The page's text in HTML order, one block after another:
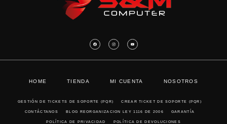
HOME TIENDA MI CUENTA NOSOTROS
GESTIÓN DE TICKETS DE SOPORTE (PQR) CREAR TICKET DE SOPORTE (PQR)
CONTÁCTANOS BLOG REORGANIZACION LEY 1116 DE 2006 GARANTÍA
POLÍTICA DE PRIVACIDAD POLÍTICA DE DEVOLUCIONES